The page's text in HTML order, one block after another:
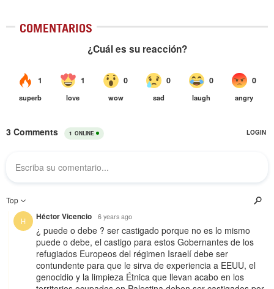
COMENTARIOS